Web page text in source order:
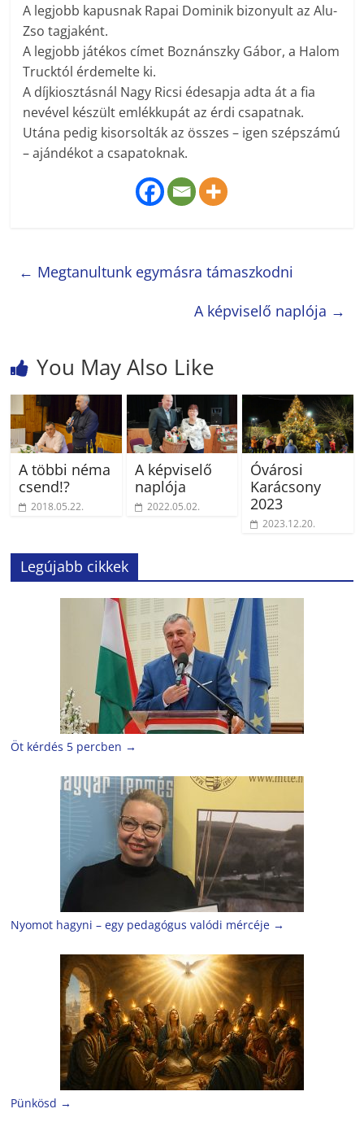
A legjobb kapusnak Rapai Dominik bizonyult az Alu-
Zso tagjaként.
A legjobb játékos címet Boznánszky Gábor, a Halom
Trucktól érdemelte ki.
A díjkiosztásnál Nagy Ricsi édesapja adta át a fia
nevével készült emlékkupát az érdi csapatnak.
Utána pedig kisorsolták az összes – igen szépszámú
– ajándékot a csapatoknak.
← Megtanultunk egymásra támaszkodni
A képviselő naplója →
You May Also Like
A többi néma
csend!?
2018.05.22.
A képviselő
naplója
2022.05.02.
Óvárosi
Karácsony
2023
2023.12.20.
Legújabb cikkek
Öt kérdés 5 percben →
Nyomot hagyni – egy pedagógus valódi mércéje →
Pünkösd →